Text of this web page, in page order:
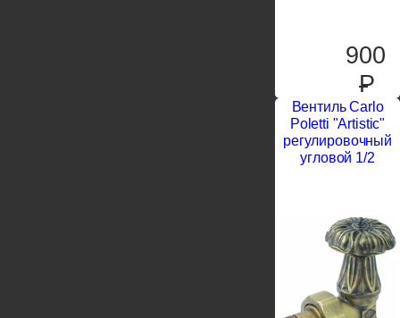
900
P
Вентиль Carlo
Poletti "Artistic"
регулировочный
угловой 1/2